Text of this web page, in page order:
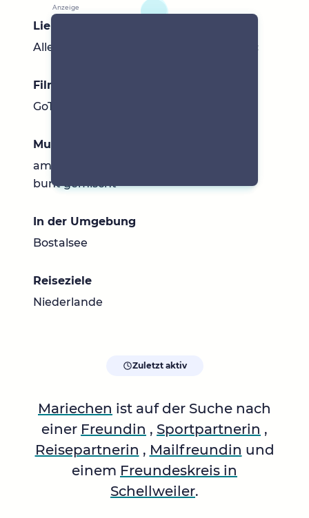
Lieblingsbücher
Alles von Lars Amend, Claudia Engel etc
Filme & Serien
GoT, Suits, Eat Pray Love
Musik
am liebsten Deutschrock, aber generell
bunt gemischt
In der Umgebung
Bostalsee
Reiseziele
Niederlande
Zuletzt aktiv
Mariechen ist auf der Suche nach
einer Freundin , Sportpartnerin ,
Reisepartnerin , Mailfreundin und
einem Freundeskreis in
Schellweiler.